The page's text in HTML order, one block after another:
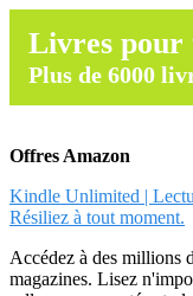
Livres pour
Plus de 6000
Offres Amazon
Kindle Unlimited |
Résiliez à tout moment.
Accédez à des millions
magazines. Lisez